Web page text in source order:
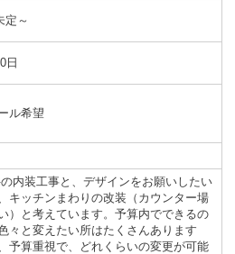
定～
日
ル希望
内装工事と、デザインをお願いしたい
キッチンまわりの改装（カウンター場
）と考えています。予算内でできるの
々と変えたい所はたくさんあります
予算重視で、どれくらいの変更が可能